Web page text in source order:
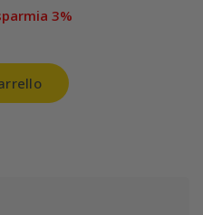
3%